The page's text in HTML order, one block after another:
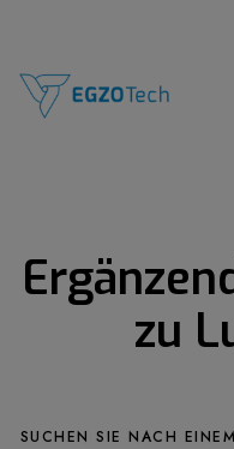
zu
SUCHEN SIE NACH